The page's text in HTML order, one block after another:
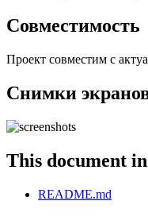
Совместимость
Проект совместим с
Снимки
This document
README.md